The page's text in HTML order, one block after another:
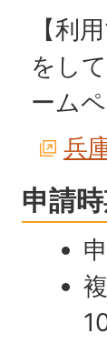
【利
をし
ーム
兵
申請